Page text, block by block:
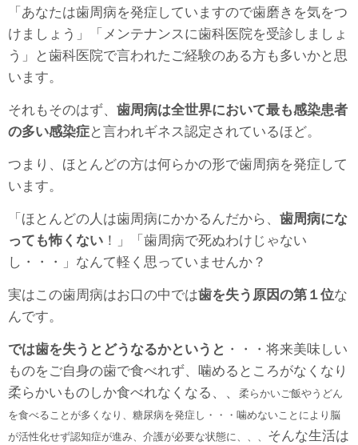
「あなたは歯周病を発症していますので歯磨きを気をつ
けましょう」「メンテナンスに歯科医院を受診しましょ
う」と歯科医院で言われたご経験のある方も多いかと思
います。
それもそのはず、 歯周病は全世界において最も感染患者
の多い感染症と言われギネス認定されているほど。
つまり、ほとんどの方は何らかの形で歯周病を発症して
います。
「ほとんどの人は歯周病にかかるんだから、 歯周病にな
っても怖くない ！」「歯周病で死ぬわけじゃない
し・・・」なんて軽く思っていませんか？
実はこの歯周病はお口の中では歯を失う原因の第１位な
んです。
では歯を失うとどうなるかというと ・・・将来美味しい
ものをご自身の歯で食べれず、噛めるところがなくなり
柔らかいものしか食べれなくなる、、
柔らかいご飯やうどん
を食べることが多くなり、糖尿病を発症し・・・噛めないことにより脳
が活性化せず認知症が進み、介護が必要な状態に、、、 そんな生活は